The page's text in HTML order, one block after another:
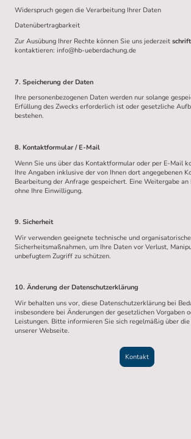
Widerspruch gegen die Verarbeitung Ihrer Daten
Datenübertragbarkeit
Zur Ausübung Ihrer Rechte können Sie uns jederzeit
kontaktieren: info@hb-ueberdachung.de
7. Speicherung der Daten
Ihre personenbezogenen Daten werden nur solange
Erfüllung des Zwecks erforderlich ist oder gesetzliche
bestehen.
8. Kontaktformular / E-Mail
Wenn Sie uns über das Kontaktformular oder per E-Mail
Ihre Angaben inklusive der von Ihnen dort angegebenen
Bearbeitung der Anfrage gespeichert. Eine Weitergabe
ohne Ihre Einwilligung.
9. Sicherheit
Wir verwenden geeignete technische und organisatorische
Sicherheitsmaßnahmen, um Ihre Daten vor Verlust,
unbefugtem Zugriff zu schützen.
10. Änderung der Datenschutzerklärung
Wir behalten uns vor, diese Datenschutzerklärung bei
insbesondere bei Änderungen der gesetzlichen Vorgaben
Leistungen. Bitte informieren Sie sich regelmäßig über
unserer Webseite.
Kontakt